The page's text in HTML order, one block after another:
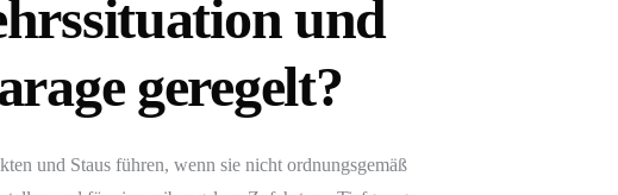
und
geregelt?
und Staus führen, wenn sie nicht ordnungsgemäß